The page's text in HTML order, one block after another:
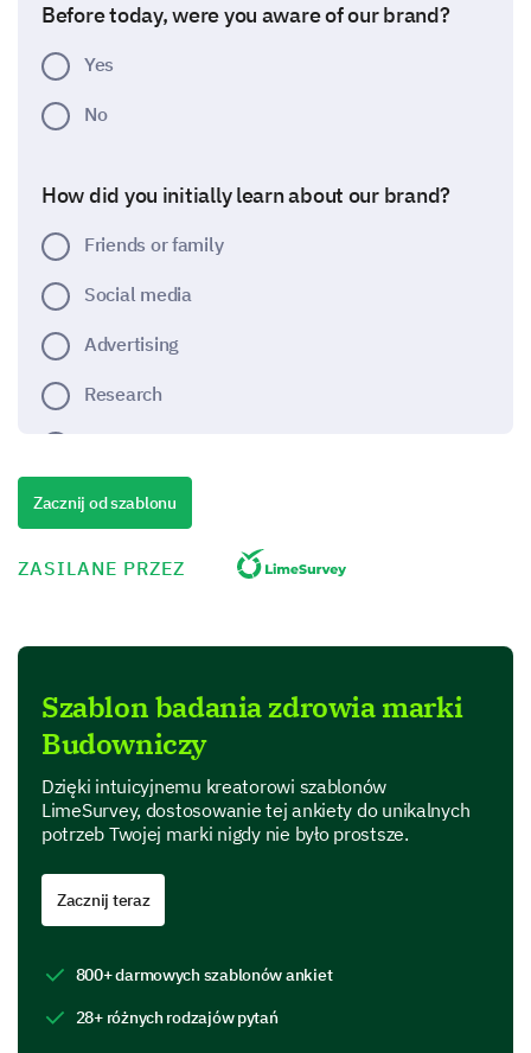
Before today, were you aware of our brand?
Yes
No
How did you initially learn about our brand?
Friends or family
Social media
Advertising
Research
Brand Perception
(very poor) to 5 (excellent).
Quality of products/services
Customer service
Brand reputation
Value for money
Given your experience, would you recommend
Zacznij od szablonu
ZASILANE PRZEZ
Szablon badania zdrowia marki
Budowniczy
Dzięki intuicyjnemu kreatorowi szablonów
LimeSurvey, dostosowanie tej ankiety do unikalnych
potrzeb Twojej marki nigdy nie było prostsze.
Zacznij teraz
800+ darmowych szablonów ankiet
28+ różnych rodzajów pytań